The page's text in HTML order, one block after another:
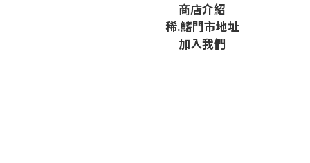
商店介紹
稀.鰭門市地址
加入我們